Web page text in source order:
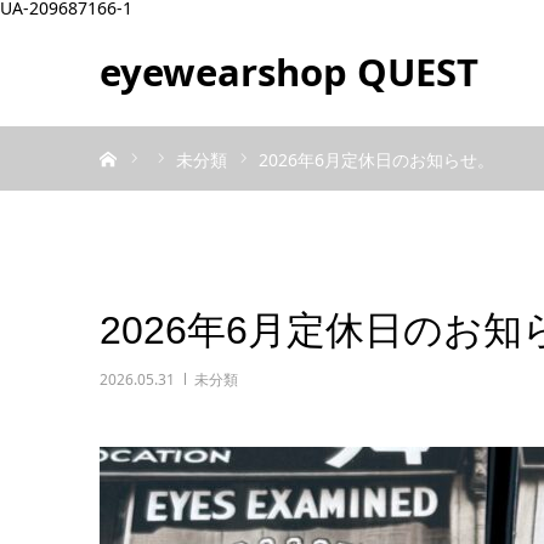
UA-209687166-1
eyewearshop QUEST
未分類 2026年6月定休日のお知らせ。
2026年6月定休日のお知
2026.05.31 未分類